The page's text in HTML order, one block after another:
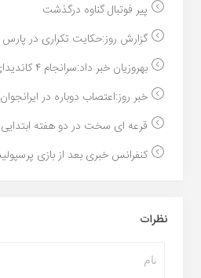
پیر فوتبال گناوه درگذشت
گزارش روز:حکایت تکراری در
بهروزیان خبر داد:سرانجام ۴ کاندیدای هیات فوتبال بو...
خبر روز:اعتصاب دوباره در
قرعه ای سخت در دو هفته ابتدایی
کنفرانس خبری بعد از بازی
نظرات